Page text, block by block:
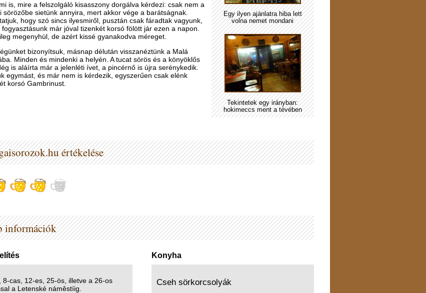
Egy ilyen ajánlatra hiba lett
volna nemet mondani
Tekintetek egy irányban:
hokimeccs ment a tévében
is, mire a felszolgáló kisasszony dorgálva kérdezi: csak nem a
sörözőbe sietünk annyira, mert akkor vége a barátságnak.
hogy szó sincs ilyesmiről, pusztán csak fáradtak vagyunk,
fogyasztásunk már jóval tizenkét korsó fölött jár ezen a napon.
megenyhül, de azért kissé gyanakodva méreget.
bizonyítsuk, másnap délután visszanéztünk a Malá
Minden és mindenki a helyén. A tucat sörös és a könyöklős
is aláírta már a jelenléti ívet, a pincérnő is újra serénykedik.
egymást, és már nem is kérdezik, egyszerűen csak elénk
korsó Gambrinust.
értékelése
információk
Konyha
Cseh sörkorcsolyák
8-cas, 12-es, 25-ös, illetve a 26-os
a Letenské náměstí‎ig.